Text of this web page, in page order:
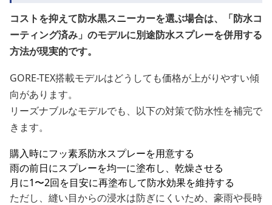
コストを抑えて防水黒スニーカーを選ぶ場合は、「防水コ
ーティング済み」のモデルに別途防水スプレーを併用する
方法が現実的です。
GORE-TEX搭載モデルはどうしても価格が上がりやすい傾
向があります。
リーズナブルなモデルでも、以下の対策で防水性を補完で
きます。
購入時にフッ素系防水スプレーを用意する
雨の前日にスプレーを均一に塗布し、乾燥させる
月に1〜2回を目安に再塗布して防水効果を維持する
ただし、縫い目からの浸水は防ぎにくいため、豪雨や長時